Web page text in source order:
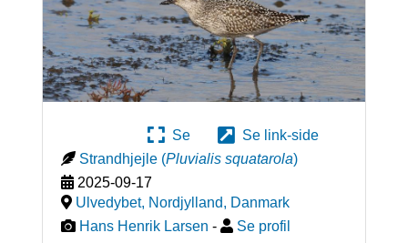
Se
Se link-side
Strandhjejle (Pluvialis squatarola)
2025-09-17
Ulvedybet, Nordjylland, Danmark
Hans Henrik Larsen - Se profil